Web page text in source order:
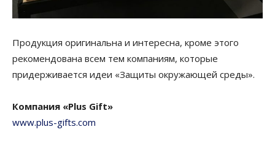
Продукция оригинальна и интересна, кроме этого
рекомендована всем тем компаниям, которые
придерживается идеи «Защиты окружающей среды».
Компания «Plus Gift»
www.plus-gifts.com